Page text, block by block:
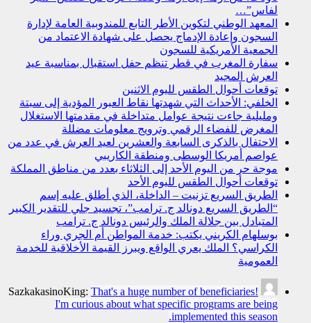
لفاس”…
المعهد الوطني لتكوين الأطر التابع للمندوبية العامة لإدارة
السجون وإعادة الإدماج يحصل على شهادة الاعتماد من
الجمعية الأمريكية للسجون
سفارة المغرب في قطر تنظم حفل استقبال بمناسبة عيد
العرش المجيد
توقعات أحوال الطقس لليوم الاثنين
الخلفي: الأحداث التي شهدتها نقاط العبور المؤدية إلى سبتة
ومليلية جاءت نتيجة عوامل متداخلة في مقدمتها الاستغلال
المغرض للفضاء الرقمي وترويج معلومات مضللة
الاحتفال بالذكرى السابعة والعشرين لعيد العرش في عدد من
عواصم أمريكا الوسطى ومنطقة الكاريبي
موجة حر من اليوم الأحد إلى الثلاثاء بعدد من مناطق المملكة
توقعات أحوال الطقس لليوم الأحد
الطريق السريع تزنيت – الداخلة، الذي أطلق عليه إسم
“الطريق السريع دونالد ج. ترامب”، تجسيد جلي للتقدير الكبير
المتبادل بين جلالة الملك والرئيس دونالد ج. ترامب
بوسلهام الكريني يكتب: خدمة المواطن أم الجري وراء
الكراسي؟ الملك يعري الواقع ويبرز القيمة الأخلاقية للخدمة
العمومية
SazkakasinoKing: That's a huge number of beneficiaries!
I'm curious about what specific programs are being
implemented this season.